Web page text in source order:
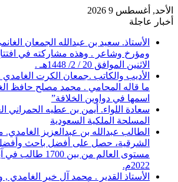
الأحد, أغسطس 9 2026
أخبار عاجلة
الأستاذ. سعيد بن عبدالله الجمعان
ومؤرخ وشاعر . وهذه مشاركته في
الاثنين الموافق 20 / 2/ 1448هـ .
الأديب والكاتب .جمعان الكرت الغامدي
ما قاله المحامي . محمد مصلح حافظ
اسمها في دواوين الخلافة”
سعادة اللواء. أيمن بن عطيه الحمراني
المسلحة الملكية السعودية
الطالب عبدالله بن عبدالعزيز
الشرقية، حصل على أفضل باحث
مستوى العالم من
2022م.
الأستاذ القدير . محمد آل خير الغامدي